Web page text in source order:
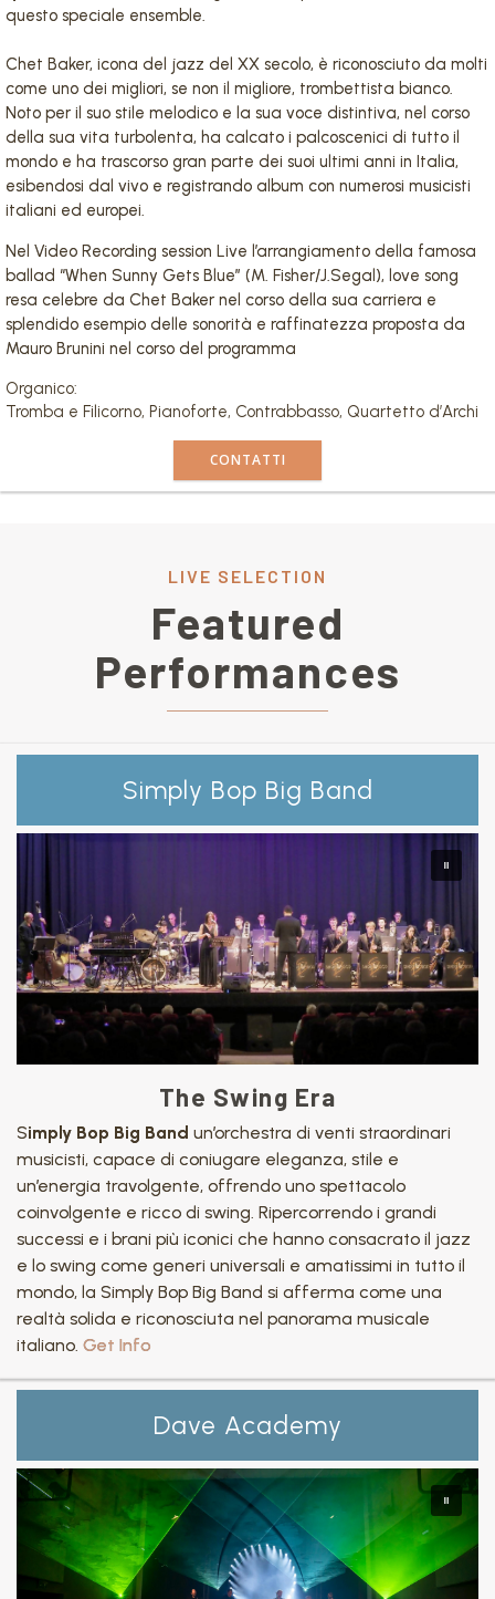
questo speciale ensemble.
Chet Baker, icona del jazz del XX secolo, è riconosciuto da molti
come uno dei migliori, se non il migliore, trombettista bianco.
Noto per il suo stile melodico e la sua voce distintiva, nel corso
della sua vita turbolenta, ha calcato i palcoscenici di tutto il
mondo e ha trascorso gran parte dei suoi ultimi anni in Italia,
esibendosi dal vivo e registrando album con numerosi musicisti
italiani ed europei.
Nel Video Recording session Live l’arrangiamento della famosa
ballad “When Sunny Gets Blue” (M. Fisher/J.Segal), love song
resa celebre da Chet Baker nel corso della sua carriera e
splendido esempio delle sonorità e raffinatezza proposta da
Mauro Brunini nel corso del programma
Organico:
Tromba e Filicorno, Pianoforte, Contrabbasso, Quartetto d’Archi
CONTATTI
LIVE SELECTION
Featured
Performances
Simply Bop Big Band
The Swing Era
Simply Bop Big Band un’orchestra di venti straordinari
musicisti, capace di coniugare eleganza, stile e
un’energia travolgente, offrendo uno spettacolo
coinvolgente e ricco di swing. Ripercorrendo i grandi
successi e i brani più iconici che hanno consacrato il jazz
e lo swing come generi universali e amatissimi in tutto il
mondo, la Simply Bop Big Band si afferma come una
realtà solida e riconosciuta nel panorama musicale
italiano. Get Info
Dave Academy